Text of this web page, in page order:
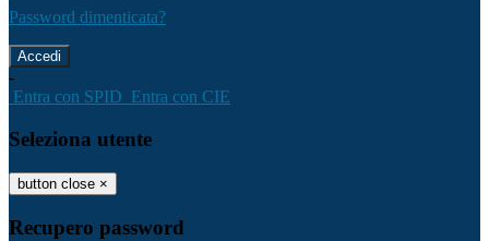
Password dimenticata?
-
Entra con SPID Entra con CIE
Seleziona utente
button close ×
Recupero password